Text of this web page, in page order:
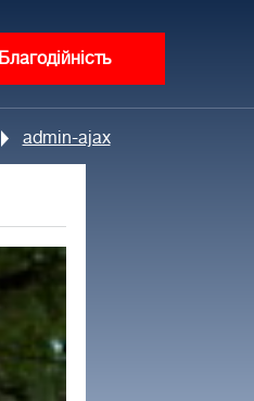
Благодійність
admin-ajax